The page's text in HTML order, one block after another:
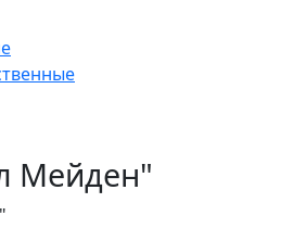
Мейден"